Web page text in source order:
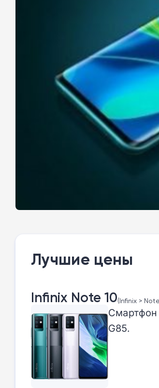
Лучшие цены
Infinix Note 10(Infinix >
G85.